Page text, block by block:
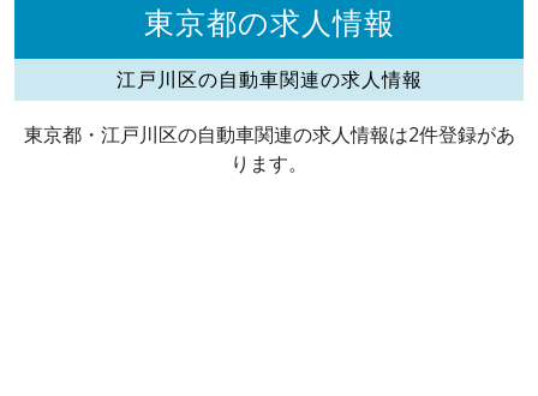
東京都の求人情報
江戸川区の自動車関連の求人情報
東京都・江戸川区の自動車関連の求人情報は2件登録があ
ります。